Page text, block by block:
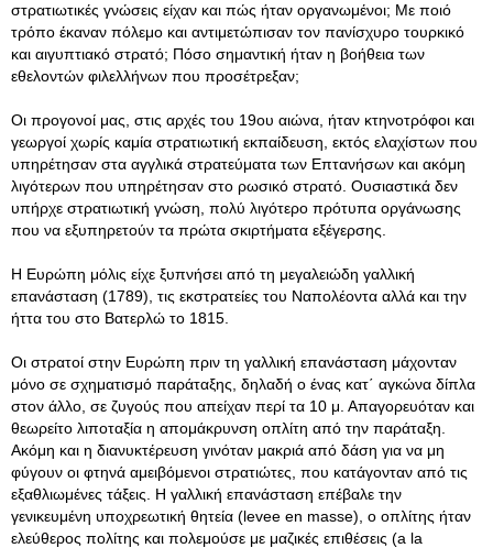
στρατιωτικές γνώσεις είχαν και πώς ήταν οργανωμένοι; Με ποιό
τρόπο έκαναν πόλεμο και αντιμετώπισαν τον πανίσχυρο τουρκικό
και αιγυπτιακό στρατό; Πόσο σημαντική ήταν η βοήθεια των
εθελοντών φιλελλήνων που προσέτρεξαν;
Οι προγονοί μας, στις αρχές του 19ου αιώνα, ήταν κτηνοτρόφοι και
γεωργοί χωρίς καμία στρατιωτική εκπαίδευση, εκτός ελαχίστων που
υπηρέτησαν στα αγγλικά στρατεύματα των Επτανήσων και ακόμη
λιγότερων που υπηρέτησαν στο ρωσικό στρατό. Ουσιαστικά δεν
υπήρχε στρατιωτική γνώση, πολύ λιγότερο πρότυπα οργάνωσης
που να εξυπηρετούν τα πρώτα σκιρτήματα εξέγερσης.
Η Ευρώπη μόλις είχε ξυπνήσει από τη μεγαλειώδη γαλλική
επανάσταση (1789), τις εκστρατείες του Ναπολέοντα αλλά και την
ήττα του στο Βατερλώ το 1815.
Οι στρατοί στην Ευρώπη πριν τη γαλλική επανάσταση μάχονταν
μόνο σε σχηματισμό παράταξης, δηλαδή ο ένας κατ΄ αγκώνα δίπλα
στον άλλο, σε ζυγούς που απείχαν περί τα 10 μ. Απαγορευόταν και
θεωρείτο λιποταξία η απομάκρυνση οπλίτη από την παράταξη.
Ακόμη και η διανυκτέρευση γινόταν μακριά από δάση για να μη
φύγουν οι φτηνά αμειβόμενοι στρατιώτες, που κατάγονταν από τις
εξαθλιωμένες τάξεις. Η γαλλική επανάσταση επέβαλε την
γενικευμένη υποχρεωτική θητεία (levee en masse), ο οπλίτης ήταν
ελεύθερος πολίτης και πολεμούσε με μαζικές επιθέσεις (a la